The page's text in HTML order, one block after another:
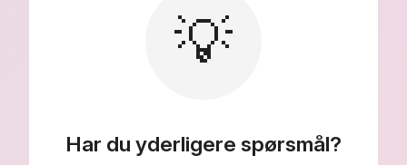
💡
Har du yderligere spørsmål?